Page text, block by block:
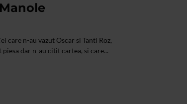
care n-au vazut Oscar si Tanti Roz,
dar n-au citit cartea, si care...